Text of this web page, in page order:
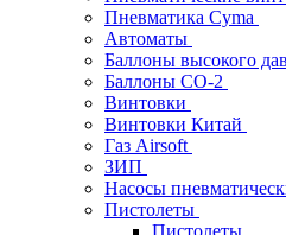
Пневматика Cyma
Автоматы
Баллоны высокого
Баллоны СО-2
Винтовки
Винтовки Китай
Газ Airsoft
ЗИП
Насосы
Пистолеты
Пистолеты